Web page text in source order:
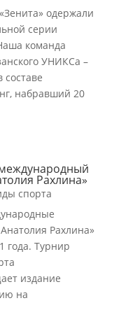
одержали
серии
команда
УНИКСа –
набравший 20
международный
Рахлина»
спорта
Рахлина»
года. Турнир
издание
на